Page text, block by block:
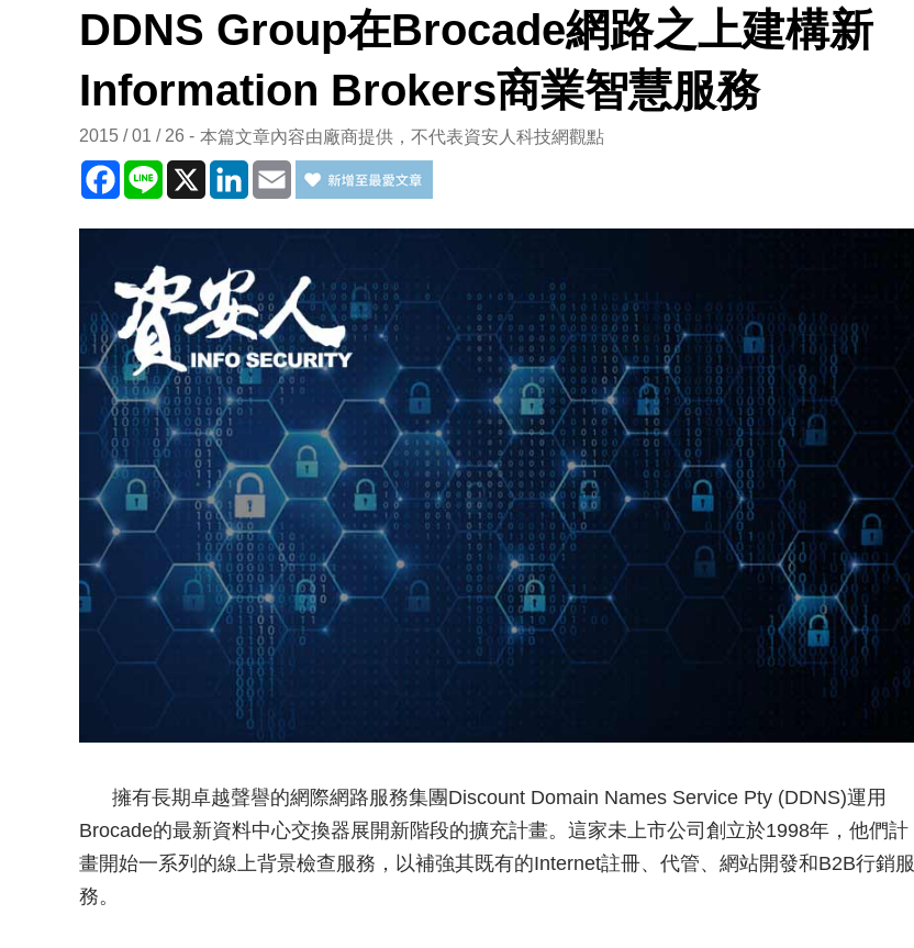
DDNS Group在Brocade網路之上建構新
Information Brokers商業智慧服務
2015 / 01 / 26 本篇文章內容由廠商提供，不代表資安人科技網觀點
Facebook
Line X LinkedInEmail
擁有長期卓越聲譽的網際網路服務集團Discount Domain Names Service Pty (DDNS)運用
Brocade的最新資料中心交換器展開新階段的擴充計畫。這家未上市公司創立於1998年，他們計
畫開始一系列的線上背景檢查服務，以補強其既有的Internet註冊、代管、網站開發和B2B行銷服
務。